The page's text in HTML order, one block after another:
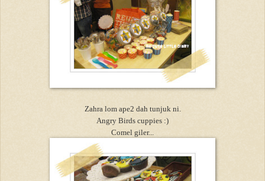
Zahra lom ape2 dah tunjuk ni.
Angry Birds cuppies :)
Comel giler...